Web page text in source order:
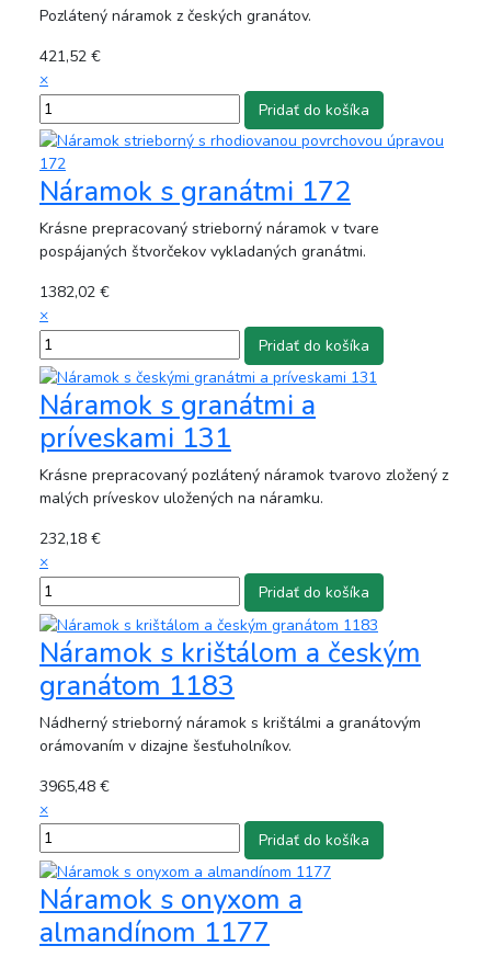
Pozlátený náramok z českých granátov.
421,52 €
×
Náramok s granátmi 172
Krásne prepracovaný strieborný náramok v tvare
pospájaných štvorčekov vykladaných granátmi.
1382,02 €
×
Náramok s granátmi a
príveskami 131
Krásne prepracovaný pozlátený náramok tvarovo zložený z
malých príveskov uložených na náramku.
232,18 €
×
Náramok s krištálom a českým
granátom 1183
Nádherný strieborný náramok s krištálmi a granátovým
orámovaním v dizajne šesťuholníkov.
3965,48 €
×
Náramok s onyxom a
almandínom 1177